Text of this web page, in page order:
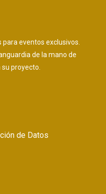
eventos exclusivos.
de la mano de
proyecto.
de Datos